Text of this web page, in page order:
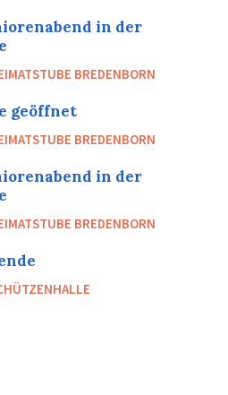
in der
BREDENBORN
geöffnet
BREDENBORN
in der
BREDENBORN